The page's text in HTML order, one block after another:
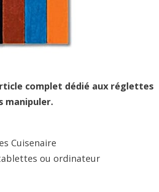
complet dédié aux réglettes
manipuler.
Cuisenaire
ou ordinateur